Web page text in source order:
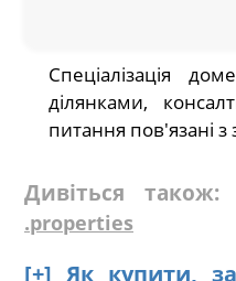
Спеціалізація
ділянками,
питання пов'язані
Дивіться також:
.properties
[+] Як купити,